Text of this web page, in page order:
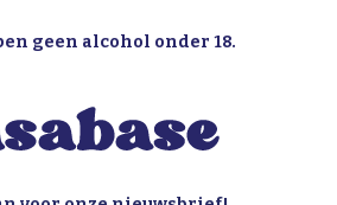
geen alcohol onder 18.